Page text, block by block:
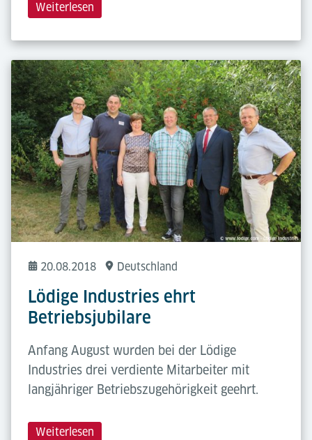
Weiterlesen
20.08.2018 Deutschland
Lödige Industries ehrt
Betriebsjubilare
Anfang August wurden bei der Lödige
Industries drei verdiente Mitarbeiter mit
langjähriger Betriebszugehörigkeit geehrt.
Weiterlesen